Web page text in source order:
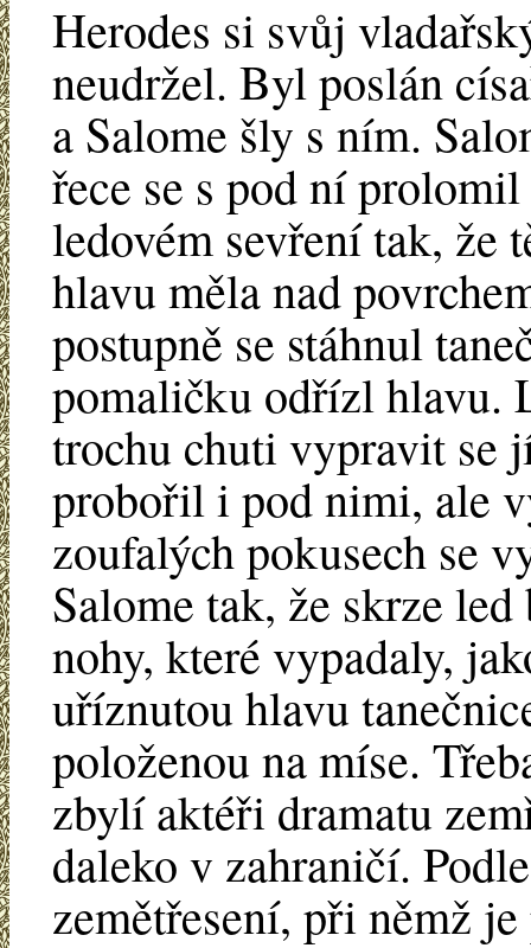
Herodes si svůj
neudržel. Byl poslán
a Salome šly s ním.
řece se s pod ní
ledovém sevření tak, že
hlavu měla nad
postupně se stáhnul
pomaličku odřízl hlavu.
trochu chuti vypravit se
probořil i pod nimi, ale
zoufalých pokusech se
Salome tak, že skrze
nohy, které vypadaly,
uříznutou hlavu
položenou na míse.
zbylí aktéři dramatu
daleko v zahraničí.
zemětřesení, při němž